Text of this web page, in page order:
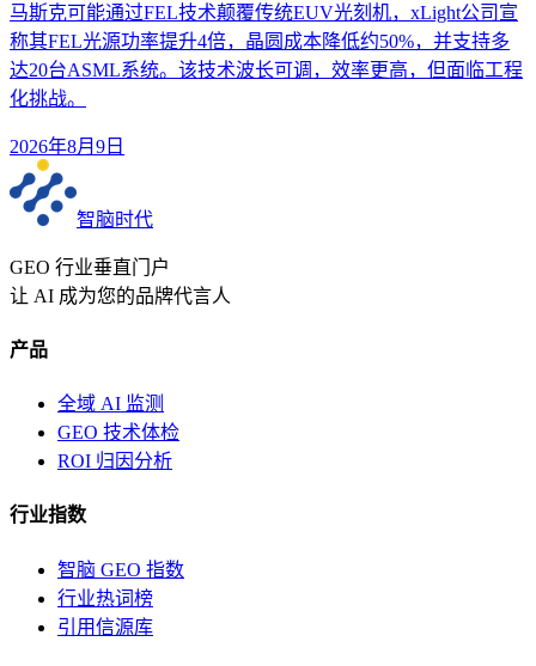
马斯克可能通过FEL技术颠覆传统EUV光刻机，xLight公司宣
称其FEL光源功率提升4倍，晶圆成本降低约50%，并支持多
达20台ASML系统。该技术波长可调，效率更高，但面临工程
化挑战。
2026年8月9日
智脑时代
GEO 行业垂直门户
让 AI 成为您的品牌代言人
产品
全域 AI 监测
GEO 技术体检
ROI 归因分析
行业指数
智脑 GEO 指数
行业热词榜
引用信源库